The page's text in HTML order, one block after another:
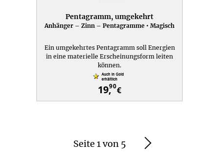
Pentagramm, umgekehrt
Anhänger – Zinn – Pentagramme • Magisch
Ein umgekehrtes Pentagramm soll Energien
in eine materielle Erscheinungsform leiten
können.
19,90€
Seite 1 von 5 Weiter